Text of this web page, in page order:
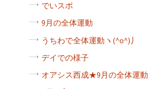
でいスポ
9月の全体運動
うちわで全体運動ヽ(^o^)丿
デイでの様子
オアシス西成★9月の全体運動